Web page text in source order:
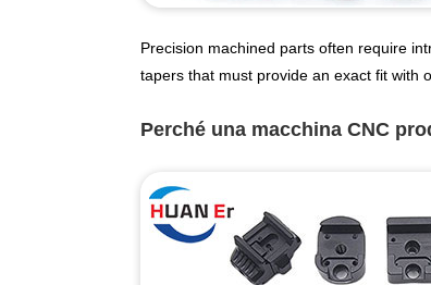
Precision machined parts often require
tapers that must provide an exact fit with
Perché una macchina CNC